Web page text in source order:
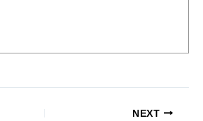
NEXT